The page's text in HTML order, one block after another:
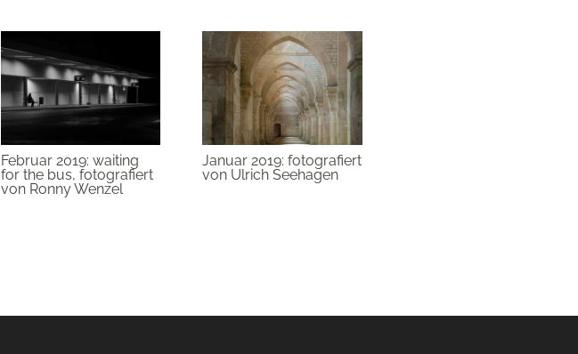
Februar 2019: waiting
for the bus, fotografiert
von Ronny Wenzel
Januar 2019: fotografiert
von Ulrich Seehagen